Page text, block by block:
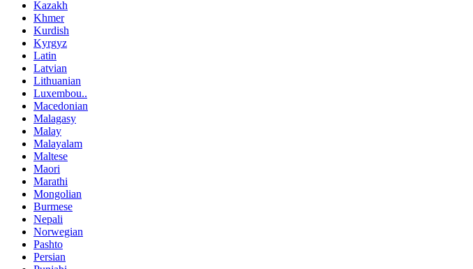
Kazakh
Khmer
Kurdish
Kyrgyz
Latin
Latvian
Lithuanian
Luxembou..
Macedonian
Malagasy
Malay
Malayalam
Maltese
Maori
Marathi
Mongolian
Burmese
Nepali
Norwegian
Pashto
Persian